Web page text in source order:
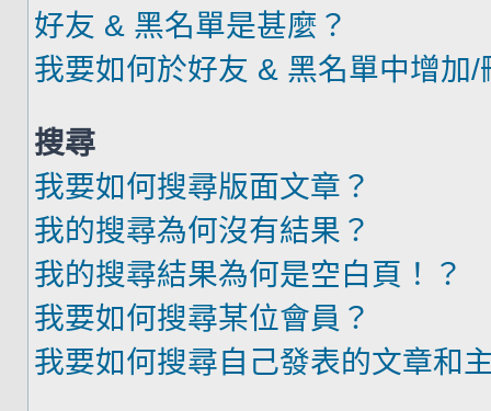
好友 & 黑名單是甚麼？
我要如何於好友 & 黑名單中增加/
搜尋
我要如何搜尋版面文章？
我的搜尋為何沒有結果？
我的搜尋結果為何是空白頁！？
我要如何搜尋某位會員？
我要如何搜尋自己發表的文章和